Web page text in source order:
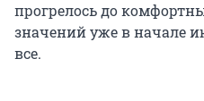
прогрелось до
значений уже в начале
все.